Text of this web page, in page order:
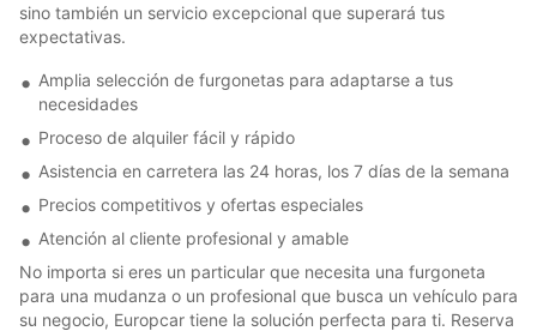
sino también un servicio excepcional que superará tus
expectativas.
Amplia selección de furgonetas para adaptarse a tus
necesidades
Proceso de alquiler fácil y rápido
Asistencia en carretera las 24 horas, los 7 días de la semana
Precios competitivos y ofertas especiales
Atención al cliente profesional y amable
No importa si eres un particular que necesita una furgoneta
para una mudanza o un profesional que busca un vehículo para
su negocio, Europcar tiene la solución perfecta para ti. Reserva